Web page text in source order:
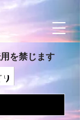
を禁じます